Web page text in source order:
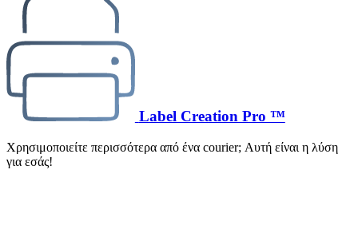
Label Creation Pro ™
Χρησιμοποιείτε περισσότερα από ένα courier; Αυτή είναι η λύση
για εσάς!